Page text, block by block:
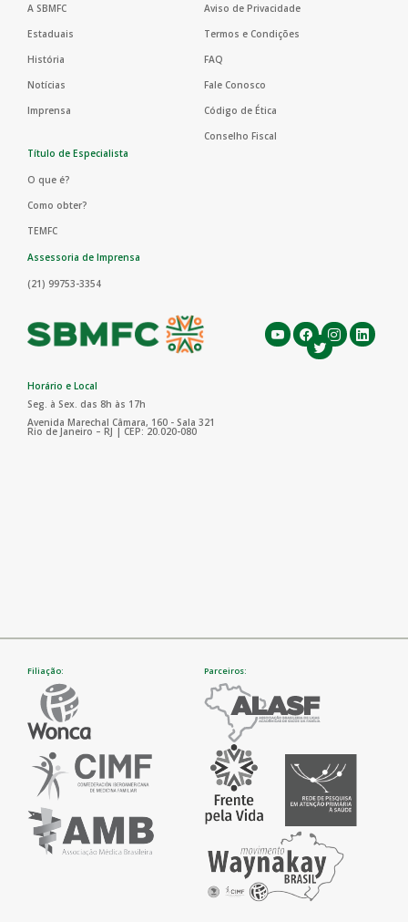
A SBMFC
Estaduais
História
Notícias
Imprensa
Aviso de Privacidade
Termos e Condições
FAQ
Fale Conosco
Código de Ética
Conselho Fiscal
Título de Especialista
O que é?
Como obter?
TEMFC
Assessoria de Imprensa
(21) 99753-3354
Horário e Local
Seg. à Sex. das 8h às 17h
Avenida Marechal Câmara, 160 - Sala 321
Rio de Janeiro – RJ | CEP: 20.020-080
Filiação: Parceiros: